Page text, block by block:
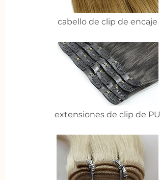
cabello de clip de encaje
extensiones de clip de PU